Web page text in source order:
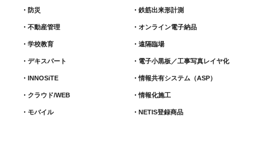
防災
不動産管理
学校教育
デキスパート
INNOSiTE
クラウド/WEB
モバイル
鉄筋出来形計測​
オンライン電子納品
遠隔臨場
電子小黒板／工事写真レイヤ化
情報共有システム（ASP）
情報化施工
NETIS登録商品